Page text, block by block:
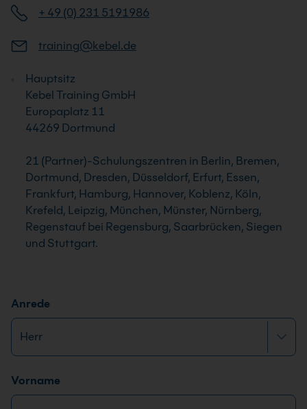
+ 49 (0) 231 5191986
training@kebel.de
Hauptsitz
Kebel Training GmbH
Europaplatz 11
44269 Dortmund
21 (Partner)-Schulungszentren in Berlin, Bremen,
Dortmund, Dresden, Düsseldorf, Erfurt, Essen,
Frankfurt, Hamburg, Hannover, Koblenz, Köln,
Krefeld, Leipzig, München, Münster, Nürnberg,
Regenstauf bei Regensburg, Saarbrücken, Siegen
und Stuttgart.
Anrede
Name*
Vorname